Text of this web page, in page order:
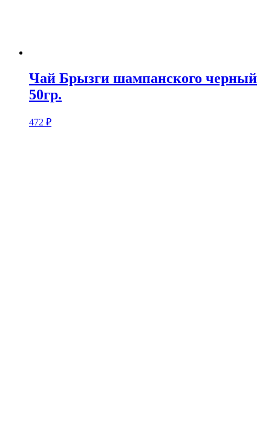
Чай Брызги шампанского черный
50гр.
472 ₽